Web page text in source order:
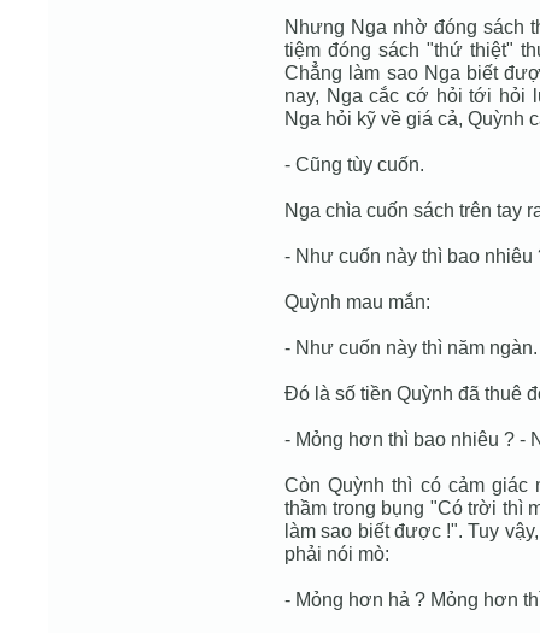
Nhưng Nga nhờ đóng sách
tiệm đóng sách "thứ thiệt"
Chẳng làm sao Nga biết
nay, Nga cắc cớ hỏi tới hỏi
Nga hỏi kỹ về giá cả, Quỳnh
- Cũng tùy cuốn.
Nga chìa cuốn sách trên tay
- Như cuốn này thì bao nhiêu
Quỳnh mau mắn:
- Như cuốn này thì năm ngàn.
Đó là số tiền Quỳnh đã thuê
- Mỏng hơn thì bao nhiêu ? -
Còn Quỳnh thì có cảm
thầm trong bụng "Có trời thì
làm sao biết được !". Tuy
phải nói mò:
- Mỏng hơn hả ? Mỏng hơn